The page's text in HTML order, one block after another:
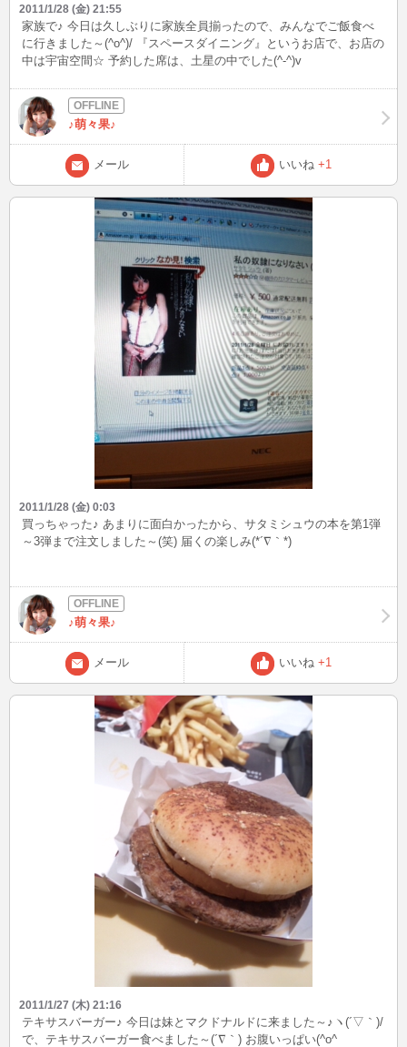
2011/1/28 (金) 21:55
家族で♪ 今日は久しぶりに家族全員揃ったので、みんなでご飯食べ
に行きました～(^o^)/ 『スペースダイニング』というお店で、お店の
中は宇宙空間☆ 予約した席は、土星の中でした(^-^)v
♪萌々果♪
メール いいね +1
2011/1/28 (金) 0:03
買っちゃった♪ あまりに面白かったから、サタミシュウの本を第1弾
～3弾まで注文しました～(笑) 届くの楽しみ(*´∇｀*)
♪萌々果♪
メール いいね +1
2011/1/27 (木) 21:16
テキサスバーガー♪ 今日は妹とマクドナルドに来ました～♪ヽ(´▽｀)/
で、テキサスバーガー食べました～(´∇｀) お腹いっぱい(^o^ゞ